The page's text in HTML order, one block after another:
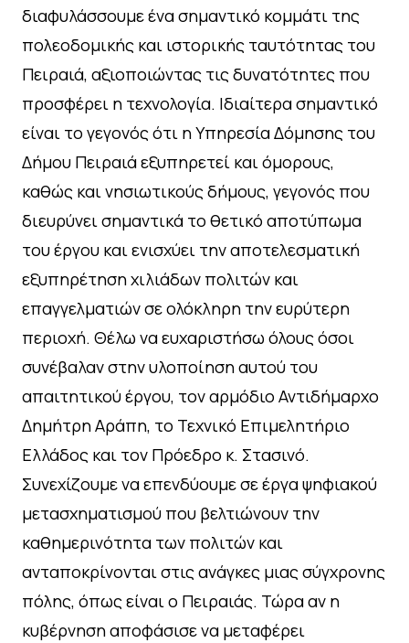
διαφυλάσσουμε ένα σημαντικό κομμάτι της
πολεοδομικής και ιστορικής ταυτότητας του
Πειραιά, αξιοποιώντας τις δυνατότητες που
προσφέρει η τεχνολογία. Ιδιαίτερα σημαντικό
είναι το γεγονός ότι η Υπηρεσία Δόμησης του
Δήμου Πειραιά εξυπηρετεί και όμορους,
καθώς και νησιωτικούς δήμους, γεγονός που
διευρύνει σημαντικά το θετικό αποτύπωμα
του έργου και ενισχύει την αποτελεσματική
εξυπηρέτηση χιλιάδων πολιτών και
επαγγελματιών σε ολόκληρη την ευρύτερη
περιοχή. Θέλω να ευχαριστήσω όλους όσοι
συνέβαλαν στην υλοποίηση αυτού του
απαιτητικού έργου, τον αρμόδιο Αντιδήμαρχο
Δημήτρη Αράπη, το Τεχνικό Επιμελητήριο
Ελλάδος και τον Πρόεδρο κ. Στασινό.
Συνεχίζουμε να επενδύουμε σε έργα ψηφιακού
μετασχηματισμού που βελτιώνουν την
καθημερινότητα των πολιτών και
ανταποκρίνονται στις ανάγκες μιας σύγχρονης
πόλης, όπως είναι ο Πειραιάς. Τώρα αν η
κυβέρνηση αποφάσισε να μεταφέρει